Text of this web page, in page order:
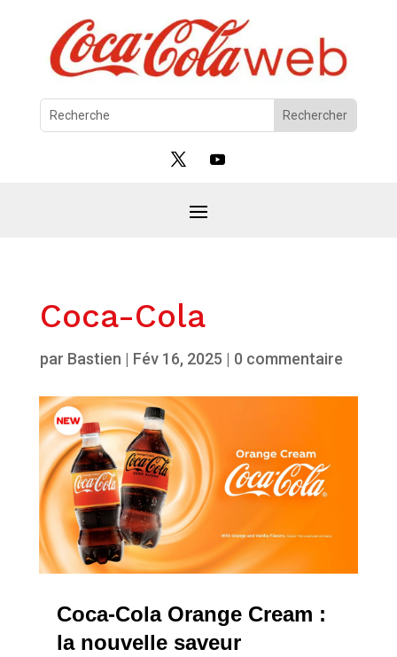
Coca-Cola
par Bastien | Fév 16, 2025 | 0 commentaire
Coca-Cola Orange Cream :
la nouvelle saveur